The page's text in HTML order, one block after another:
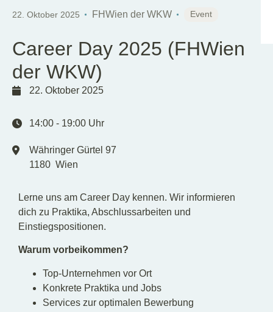
22. Oktober 2025 FHWien der WKW Event
Career Day 2025 (FHWien
der WKW)
22. Oktober 2025
14:00 - 19:00 Uhr
Währinger Gürtel 97
1180 Wien
Lerne uns am Career Day kennen. Wir informieren
dich zu Praktika, Abschlussarbeiten und
Einstiegspositionen.
Warum vorbeikommen?
Top-Unternehmen vor Ort
Konkrete Praktika und Jobs
Services zur optimalen Bewerbung